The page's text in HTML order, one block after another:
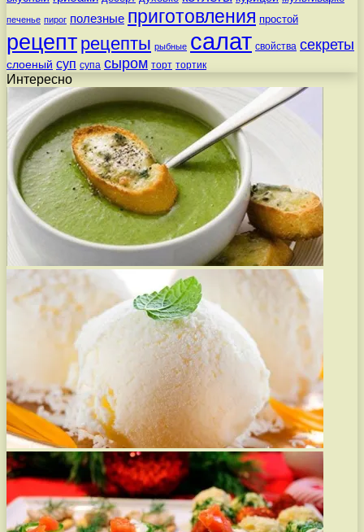
печенье пирог полезные приготовления простой
рецепт рецепты рыбные салат свойства секреты
слоеный суп супа сыром торт тортик
Интересно